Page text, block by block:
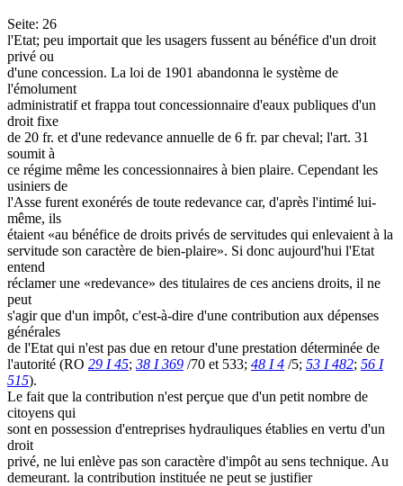
Seite: 26
l'Etat; peu importait que les usagers fussent au bénéfice d'un droit
privé ou
d'une concession. La loi de 1901 abandonna le système de
l'émolument
administratif et frappa tout concessionnaire d'eaux publiques d'un
droit fixe
de 20 fr. et d'une redevance annuelle de 6 fr. par cheval; l'art. 31
soumit à
ce régime même les concessionnaires à bien plaire. Cependant les
usiniers de
l'Asse furent exonérés de toute redevance car, d'après l'intimé lui-
même, ils
étaient «au bénéfice de droits privés de servitudes qui enlevaient à la
servitude son caractère de bien-plaire». Si donc aujourd'hui l'Etat
entend
réclamer une «redevance» des titulaires de ces anciens droits, il ne
peut
s'agir que d'un impôt, c'est-à-dire d'une contribution aux dépenses
générales
de l'Etat qui n'est pas due en retour d'une prestation déterminée de
l'autorité (RO 29 I 45; 38 I 369 /70 et 533; 48 I 4 /5; 53 I 482; 56 I
515).
Le fait que la contribution n'est perçue que d'un petit nombre de
citoyens qui
sont en possession d'entreprises hydrauliques établies en vertu d'un
droit
privé, ne lui enlève pas son caractère d'impôt au sens technique. Au
demeurant. la contribution instituée ne peut se justifier